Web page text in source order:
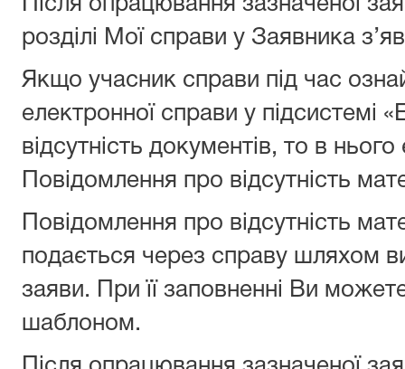
Після опрацювання зазначеної
розділі Мої справи у Заявника
Якщо учасник справи під час
електронної справи у підсистемі
відсутність документів, то в
Повідомлення про відсутність
Повідомлення про відсутність
подається через справу шляхом
заяви. При її заповненні Ви
шаблоном.